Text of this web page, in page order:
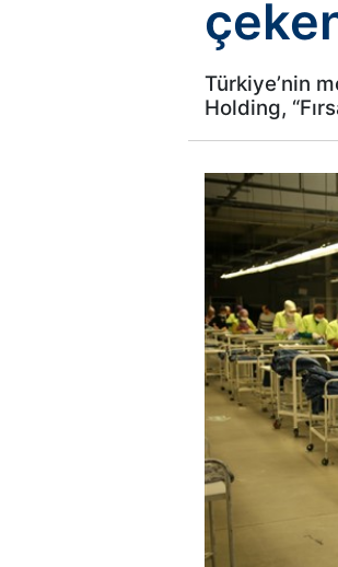
Türkiye’nin
Holding,